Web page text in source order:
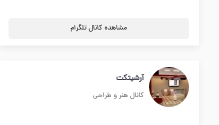
مشاهده کانال تلگرام
آرشیتکت
کانال هنر و طراحی